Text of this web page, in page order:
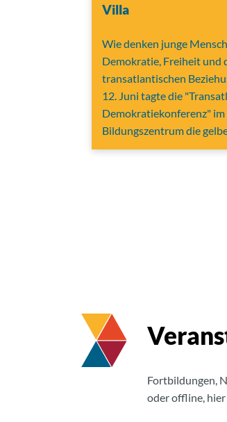
Villa
Wie denken junge
Demokratie, Freiheit und
transatlantischen
12. Juni tagte die
Demokratiekonferenz"
Bildungszentrum die
Fortbildungen,
oder offline,